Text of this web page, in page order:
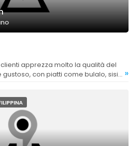
con piatti come bulalo, sisig »